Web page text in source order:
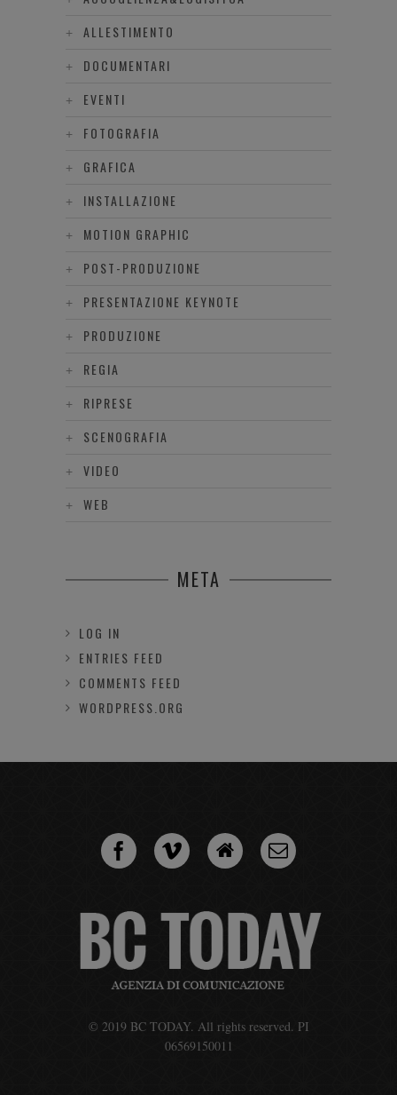
ALLESTIMENTO
DOCUMENTARI
EVENTI
FOTOGRAFIA
GRAFICA
INSTALLAZIONE
MOTION GRAPHIC
POST-PRODUZIONE
PRESENTAZIONE KEYNOTE
PRODUZIONE
REGIA
RIPRESE
SCENOGRAFIA
VIDEO
WEB
META
LOG IN
ENTRIES FEED
COMMENTS FEED
WORDPRESS.ORG
© 2019 BC TODAY. All rights reserved. PI
06569150011